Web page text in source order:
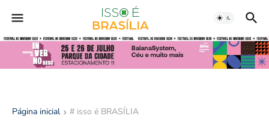
Página inicial # isso é BRASÍLIA